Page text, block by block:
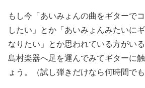
もし今 「あいみょんの曲をギターで
したい」
とか 「あいみょんみたいに
なりたい」
とか思われている方がい
島村楽器へ足を運んでみてギターに
ょう。（試し弾きだけなら何時間で